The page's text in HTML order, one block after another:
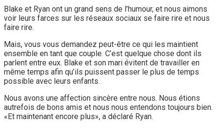
Blake et Ryan ont un grand sens de l’humour, et nous aimons
voir leurs farces sur les réseaux sociaux se faire rire et nous
faire rire.
Mais, vous vous demandez peut-être ce qui les maintient
ensemble en tant que couple. C’est quelque chose dont ils
parlent entre eux. Blake et son mari évitent de travailler en
même temps afin qu’ils puissent passer le plus de temps
possible avec leurs enfants.
Nous avons une affection sincère entre nous. Nous étions
autrefois de bons amis et nous nous entendons toujours bien.
«Et maintenant encore plus», a déclaré Ryan.